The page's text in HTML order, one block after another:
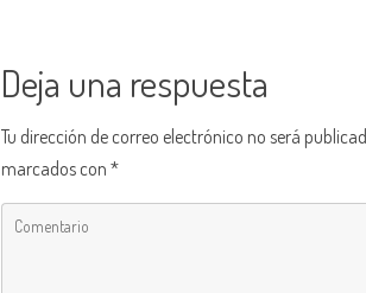
Deja una respuesta
Tu dirección de correo electrónico no será
marcados con*